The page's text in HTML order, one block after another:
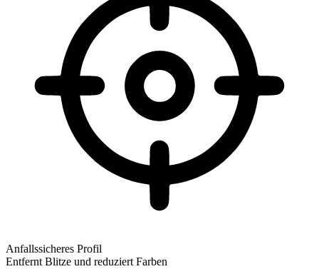
Anfallssicheres Profil
Entfernt Blitze und reduziert Farben